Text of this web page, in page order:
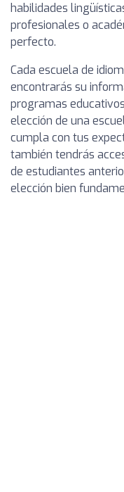
habilidades
profesionales o
perfecto.
Cada escuela de
encontrarás su
programas
elección de una
cumpla con tus
también tendrás
de estudiantes
elección bien